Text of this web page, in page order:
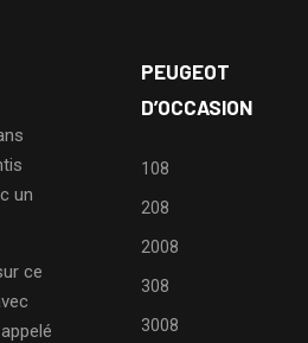
un
ce
PEUGEOT
D’OCCASION
108
208
2008
308
3008